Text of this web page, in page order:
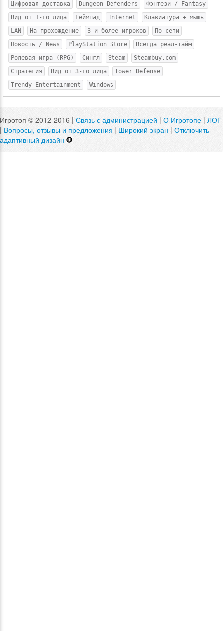
Цифровая доставка
Dungeon Defenders
Фэнтези / Fantasy
Вид от 1-го лица
Геймпад Internet
Клавиатура + мышь
LAN
На прохождение 3 и более игроков
По сети
Новость / News
PlayStation Store
Всегда реал-тайм
Ролевая игра (RPG)
Сингл Steam
Steambuy.com
Стратегия
Вид от 3-го лица
Tower Defense
Trendy Entertainment
Windows
Игротоп © 2012-2016 | Связь с администрацией | О Игротопе | ЛОГ
| Вопросы, отзывы и предложения | Широкий экран | Отключить
адаптивный дизайн